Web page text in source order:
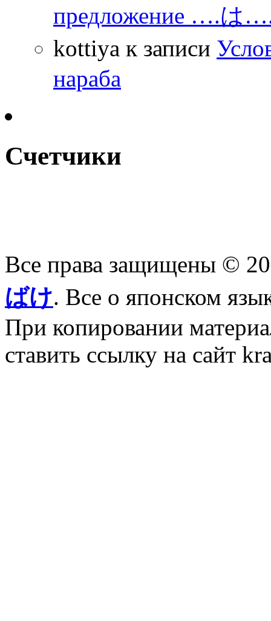
предложение ….は
kottiya к записи
нараба
Счетчики
Все права защищены ©
ばけ. Все о японском
При копировании
ставить ссылку на сайт